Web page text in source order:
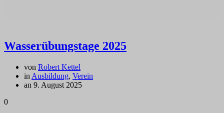
Wasserübungstage 2025
von Robert Kettel
in Ausbildung, Verein
an 9. August 2025
0